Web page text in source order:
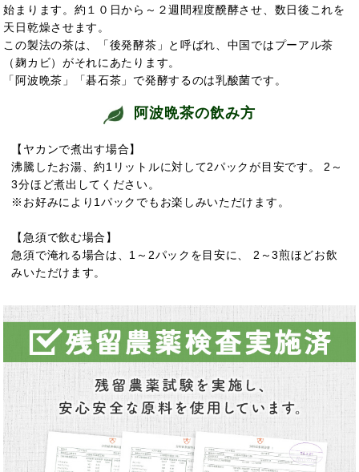
始まります。約１０日から～２週間程度醗酵させ、数日後これを
天日乾燥させます。
この製法の茶は、「後発酵茶」と呼ばれ、中国ではプーアル茶
（麹カビ）がそれにあたります。
「阿波晩茶」「碁石茶」で発酵するのは乳酸菌です。
阿波晩茶の飲み方
【ヤカンで煮出す場合】
沸騰したお湯、約1リットルに対して2パックが目安です。 2～
3分ほど煮出してください。
※お好みにより1パックでもお楽しみいただけます。
【急須で飲む場合】
急須で淹れる場合は、1～2パックを目安に、 2～3煎ほどお飲
みいただけます。